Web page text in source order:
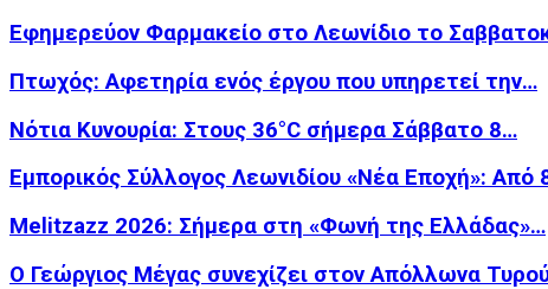
Εφημερεύον Φαρμακείο στο Λεωνίδιο το
Πτωχός: Αφετηρία ενός έργου που υπηρετεί την…
Νότια Κυνουρία: Στους 36°C σήμερα Σάββατο 8…
Εμπορικός Σύλλογος Λεωνιδίου «Νέα Εποχή»: Από
Melitzazz 2026: Σήμερα στη «Φωνή της Ελλάδας»…
Ο Γεώργιος Μέγας συνεχίζει στον Απόλλωνα